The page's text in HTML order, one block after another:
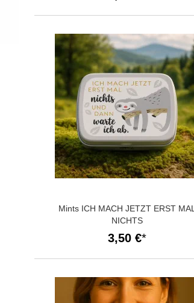
Mints ICH MACH JETZT ERST MAL
NICHTS
3,50 €